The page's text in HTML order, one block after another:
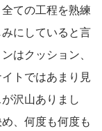
ての工程を熟練
にしていると言
はクッション、
トではあまり見
沢山ありまし
、何度も何度も